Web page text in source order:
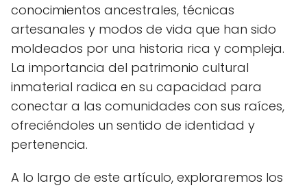
conocimientos ancestrales, técnicas
artesanales y modos de vida que han sido
moldeados por una historia rica y compleja.
La importancia del patrimonio cultural
inmaterial radica en su capacidad para
conectar a las comunidades con sus raíces,
ofreciéndoles un sentido de identidad y
pertenencia.
A lo largo de este artículo, exploraremos los